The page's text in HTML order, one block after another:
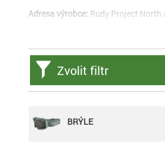
Adresa výrobce: Rudy Project North
Zvolit filtr
BRÝLE